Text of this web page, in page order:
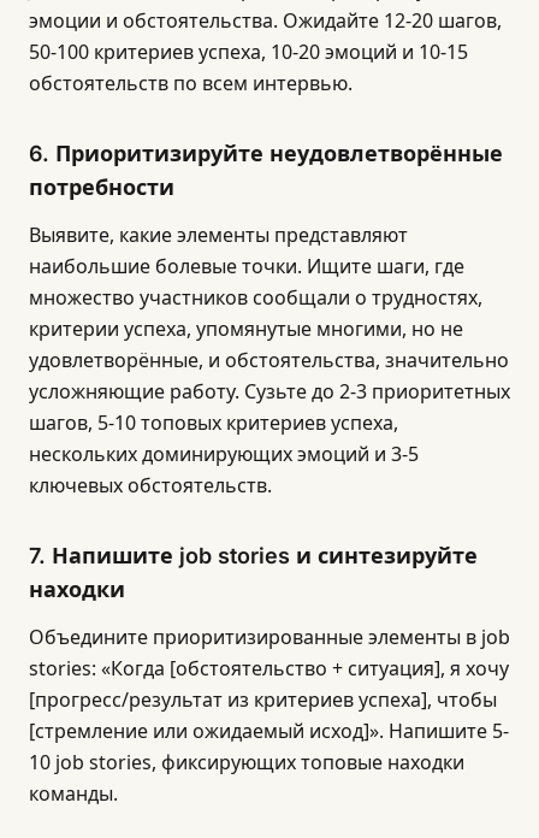
эмоции и обстоятельства. Ожидайте 12-20 шагов,
50-100 критериев успеха, 10-20 эмоций и 10-15
обстоятельств по всем интервью.
6. Приоритизируйте неудовлетворённые
потребности
Выявите, какие элементы представляют
наибольшие болевые точки. Ищите шаги, где
множество участников сообщали о трудностях,
критерии успеха, упомянутые многими, но не
удовлетворённые, и обстоятельства, значительно
усложняющие работу. Сузьте до 2-3 приоритетных
шагов, 5-10 топовых критериев успеха,
нескольких доминирующих эмоций и 3-5
ключевых обстоятельств.
7. Напишите job stories и синтезируйте
находки
Объедините приоритизированные элементы в job
stories: «Когда [обстоятельство + ситуация], я хочу
[прогресс/результат из критериев успеха], чтобы
[стремление или ожидаемый исход]». Напишите 5-
10 job stories, фиксирующих топовые находки
команды.